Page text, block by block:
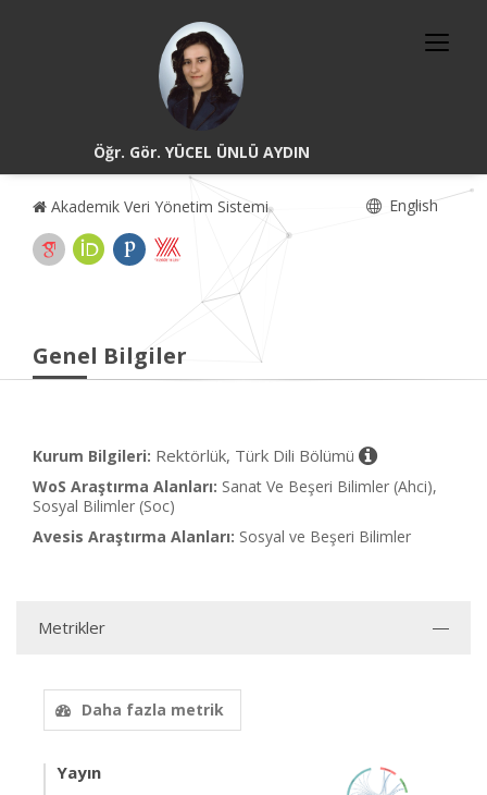
Öğr. Gör. YÜCEL ÜNLÜ AYDIN
Akademik Veri Yönetim Sistemi English
Genel Bilgiler
Kurum Bilgileri: Rektörlük, Türk Dili Bölümü
WoS Araştırma Alanları: Sanat Ve Beşeri Bilimler (Ahci),
Sosyal Bilimler (Soc)
Avesis Araştırma Alanları: Sosyal ve Beşeri Bilimler
Metrikler
Daha fazla metrik
Yayın